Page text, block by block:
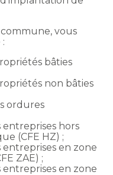
vous
bâties
non bâties
ordures
entreprises hors
(CFE HZ) ;
entreprises en zone
ZAE) ;
entreprises en zone